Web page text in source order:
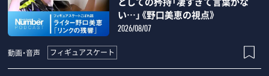
い…」《野口美恵の視点》
2026/08/07
動画・音声 フィギュアスケート